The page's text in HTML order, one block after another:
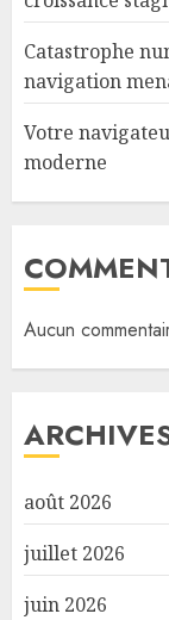
Catastrophe
navigation
Votre
moderne
Aucun
août 2026
juillet 2026
juin 2026